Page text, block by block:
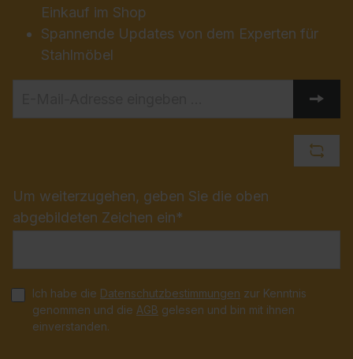
Einkauf im Shop
Spannende Updates von dem Experten für
Stahlmöbel
Um weiterzugehen, geben Sie die oben
abgebildeten Zeichen ein*
Ich habe die Datenschutzbestimmungen zur Kenntnis
genommen und die AGB gelesen und bin mit ihnen
einverstanden.